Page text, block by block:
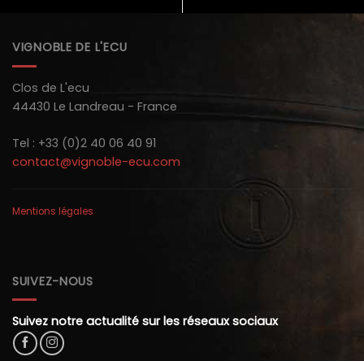
VIGNOBLE DE L'ECU
Clos de L'ecu
44430 Le Landreau - France
Tel : +33 (0)2 40 06 40 91
contact@vignoble-ecu.com
Mentions légales
SUIVEZ-NOUS
Suivez notre actualité sur les réseaux sociaux